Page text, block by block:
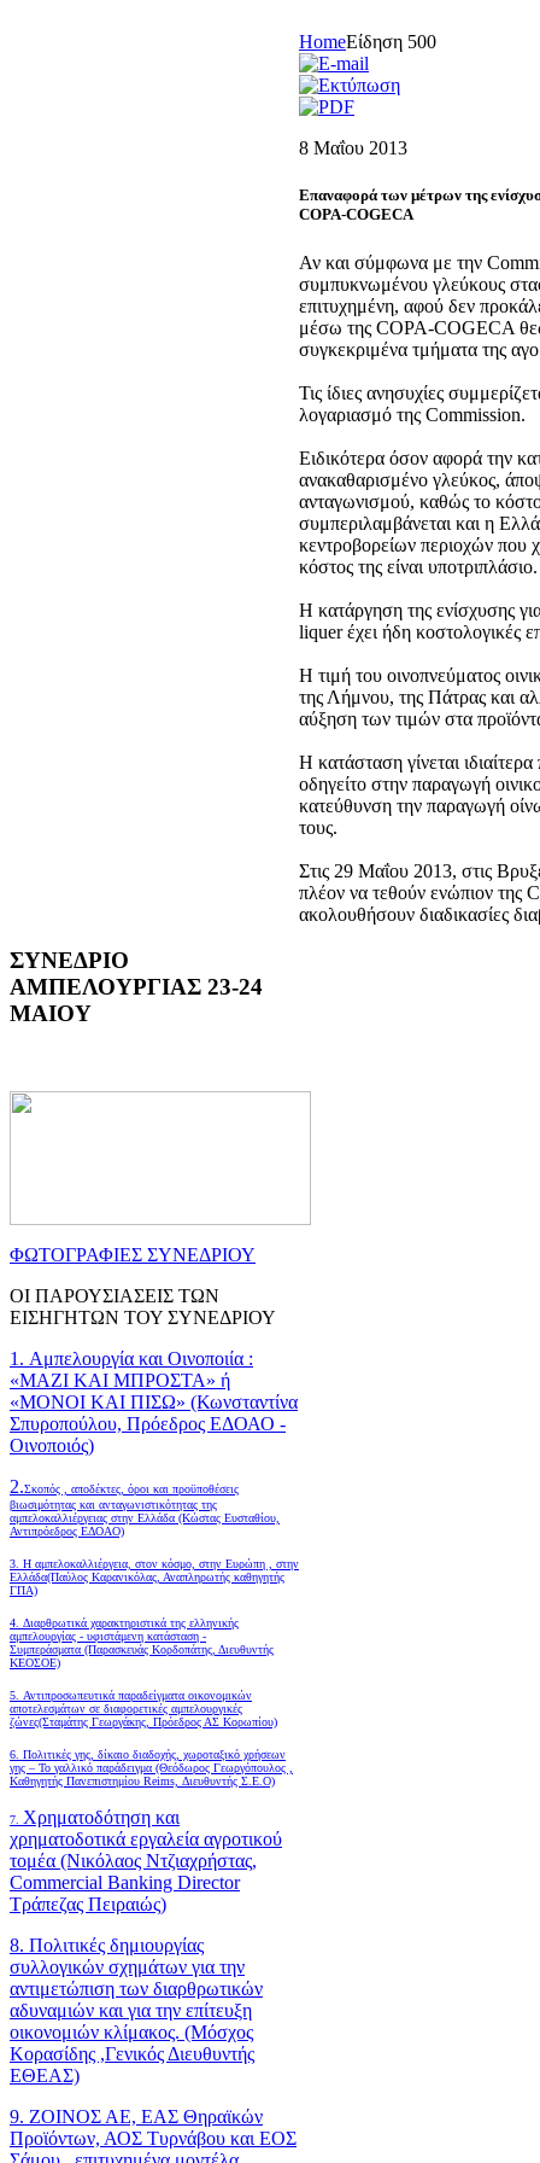
HomeΕίδηση 500
8 Μαΐου 2013
Επαναφορά των μέτρων της
COPA-COGECA
Αν και σύμφωνα με την
συμπυκνωμένου γλεύκους
επιτυχημένη, αφού δεν
μέσω της COPA-COGECA
συγκεκριμένα τμήματα της
Τις ίδιες ανησυχίες
λογαριασμό της Commission.
Ειδικότερα όσον αφορά την
ανακαθαρισμένο γλεύκος,
ανταγωνισμού, καθώς το
συμπεριλαμβάνεται και η
κεντροβορείων περιοχών που
κόστος της είναι υποτριπλάσιο.
Η κατάργηση της ενίσχυσης
liquer έχει ήδη κοστολογικές
Η τιμή του οινοπνεύματος
της Λήμνου, της Πάτρας και
αύξηση των τιμών στα
Η κατάσταση γίνεται
οδηγείτο στην παραγωγή
κατεύθυνση την παραγωγή
τους.
Στις 29 Μαΐου 2013, στις
πλέον να τεθούν ενώπιον της
ακολουθήσουν διαδικασίες
ΣΥΝΕΔΡΙΟ
ΑΜΠΕΛΟΥΡΓΙΑΣ 23-24
ΜΑΙΟΥ
ΦΩΤΟΓΡΑΦΙΕΣ ΣΥΝΕΔΡΙΟΥ
ΟΙ ΠΑΡΟΥΣΙΑΣΕΙΣ ΤΩΝ
ΕΙΣΗΓΗΤΩΝ ΤΟΥ ΣΥΝΕΔΡΙΟΥ
1. Αμπελουργία και Οινοποιία :
«ΜΑΖΙ ΚΑΙ ΜΠΡΟΣΤΑ» ή
«ΜΟΝΟΙ ΚΑΙ ΠΙΣΩ» (Κωνσταντίνα
Σπυροπούλου, Πρόεδρος ΕΔΟΑΟ -
Οινοποιός)
2.Σκοπός , αποδέκτες, όροι και προϋποθέσεις
βιωσιμότητας και ανταγωνιστικότητας της
αμπελοκαλλιέργειας στην Ελλάδα (Κώστας Ευσταθίου,
Αντιπρόεδρος ΕΔΟΑΟ)
3. Η αμπελοκαλλιέργεια, στον κόσμο, στην Ευρώπη , στην
Ελλάδα(Παύλος Καρανικόλας, Αναπληρωτής καθηγητής
ΓΠΑ)
4. Διαρθρωτικά χαρακτηριστικά της ελληνικής
αμπελουργίας - υφιστάμενη κατάσταση -
Συμπεράσματα (Παρασκευάς Κορδοπάτης, Διευθυντής
ΚΕΟΣΟΕ)
5. Αντιπροσωπευτικά παραδείγματα οικονομικών
αποτελεσμάτων σε διαφορετικές αμπελουργικές
ζώνες(Σταμάτης Γεωργάκης, Πρόεδρος ΑΣ Κορωπίου)
6. Πολιτικές γης, δίκαιο διαδοχής, χωροταξικό χρήσεων
γης – Το γαλλικό παράδειγμα (Θεόδωρος Γεωργόπουλος ,
Καθηγητής Πανεπιστημίου Reims, Διευθυντής Σ.Ε.Ο)
7. Χρηματοδότηση και
χρηματοδοτικά εργαλεία αγροτικού
τομέα (Νικόλαος Ντζιαχρήστας,
Commercial Banking Director
Τράπεζας Πειραιώς)
8. Πολιτικές δημιουργίας
συλλογικών σχημάτων για την
αντιμετώπιση των διαρθρωτικών
αδυναμιών και για την επίτευξη
οικονομιών κλίμακος. (Μόσχος
Κορασίδης ,Γενικός Διευθυντής
ΕΘΕΑΣ)
9. ΖΟΙΝΟΣ ΑΕ, ΕΑΣ Θηραϊκών
Προϊόντων, ΑΟΣ Τυρνάβου και ΕΟΣ